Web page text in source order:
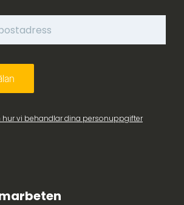
hur vi behandlar dina personuppgifter